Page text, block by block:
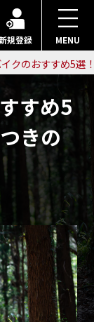
規登録 MENU
クのおすすめ5選
すめ5
きの